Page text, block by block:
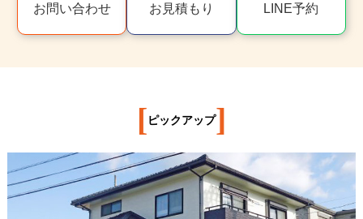
お問い合わせ お見積もり LINE予約
[ ピックアップ]